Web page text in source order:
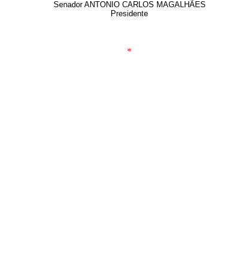
Senador ANTONIO CARLOS MAGALHÃES
Presidente
*